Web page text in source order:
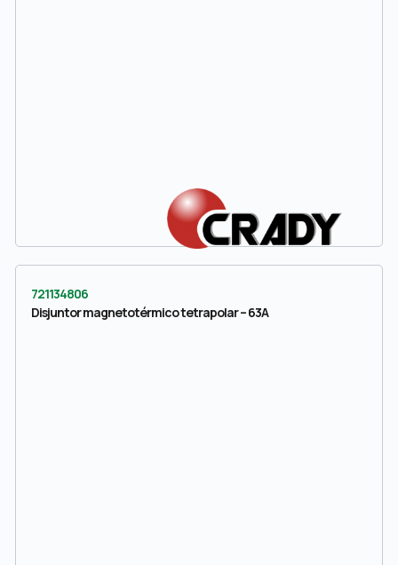
721134806
Disjuntor magnetotérmico tetrapolar – 63A